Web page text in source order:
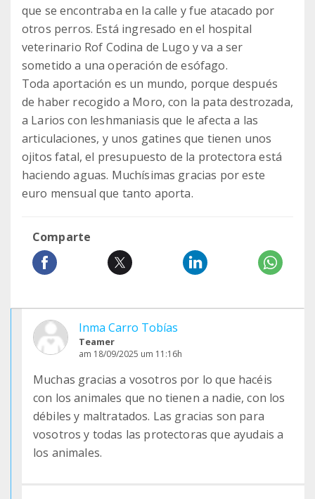
que se encontraba en la calle y fue atacado por
otros perros. Está ingresado en el hospital
veterinario Rof Codina de Lugo y va a ser
sometido a una operación de esófago.
Toda aportación es un mundo, porque después
de haber recogido a Moro, con la pata destrozada,
a Larios con leshmaniasis que le afecta a las
articulaciones, y unos gatines que tienen unos
ojitos fatal, el presupuesto de la protectora está
haciendo aguas. Muchísimas gracias por este
euro mensual que tanto aporta.
Comparte
Inma Carro Tobías
Teamer
am 18/09/2025 um 11:16h
Muchas gracias a vosotros por lo que hacéis
con los animales que no tienen a nadie, con los
débiles y maltratados. Las gracias son para
vosotros y todas las protectoras que ayudais a
los animales.